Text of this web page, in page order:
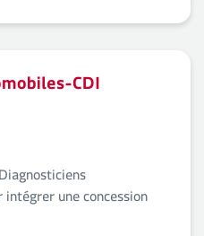
CDI
une concession